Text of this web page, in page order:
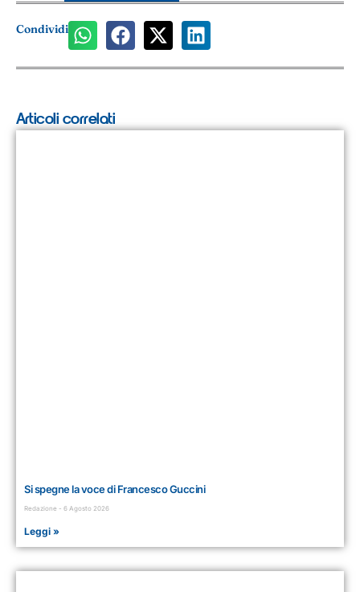
Condividi
Articoli correlati
Si spegne la voce di Francesco Guccini
Redazione 6 Agosto 2026
Leggi »